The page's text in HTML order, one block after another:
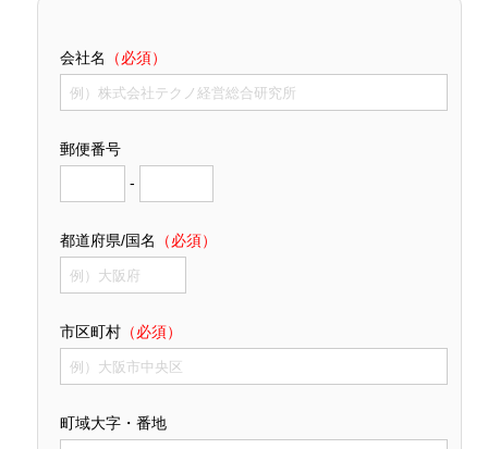
会社名 （必須）
郵便番号
-
都道府県/国名 （必須）
市区町村 （必須）
町域大字・番地